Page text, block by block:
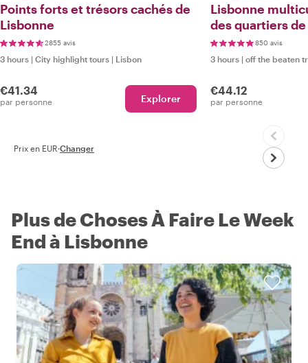
Points forts et trésors cachés de
Lisbonne
2855 avis
3 hours | City highlight tours | Lisbon
€41.34
par personne Explorer
Lisbonne
des quartiers
Sodré
850 avis
3 hours | off the beaten
€44.12
par personne
Prix en EUR·Changer
Plus de Choses À Faire Le Week
End à Lisbonne